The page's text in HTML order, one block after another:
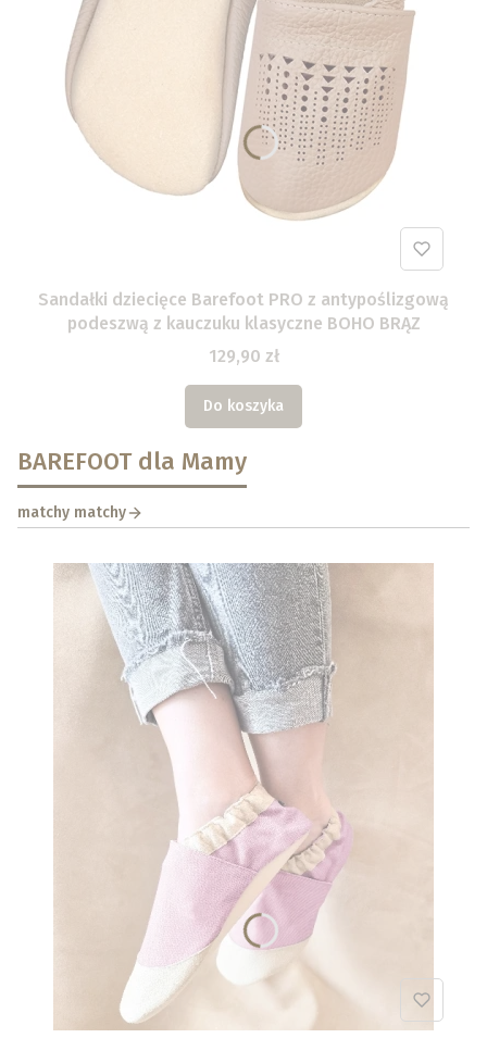
Sandałki dziecięce Barefoot PRO z antypoślizgową
podeszwą z kauczuku klasyczne BOHO BRĄZ
129,90 zł
Do koszyka
BAREFOOT dla Mamy
matchy matchy